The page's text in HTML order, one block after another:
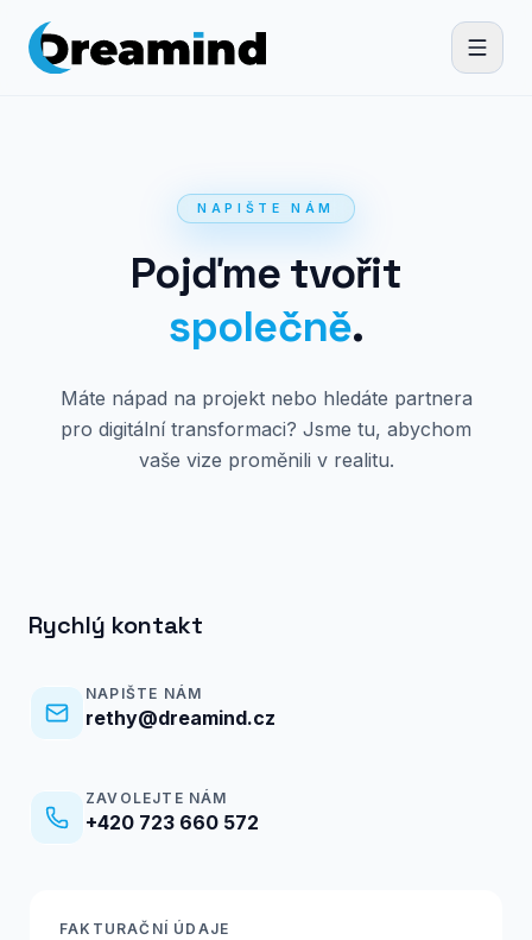
NAPIŠTE NÁM
Pojďme tvořit
společně.
Máte nápad na projekt nebo hledáte partnera
pro digitální transformaci? Jsme tu, abychom
vaše vize proměnili v realitu.
Rychlý kontakt
NAPIŠTE NÁM
rethy@dreamind.cz
ZAVOLEJTE NÁM
+420 723 660 572
FAKTURAČNÍ ÚDAJE